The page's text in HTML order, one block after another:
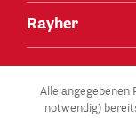
Rayher
Alle angegebenen
notwendig)